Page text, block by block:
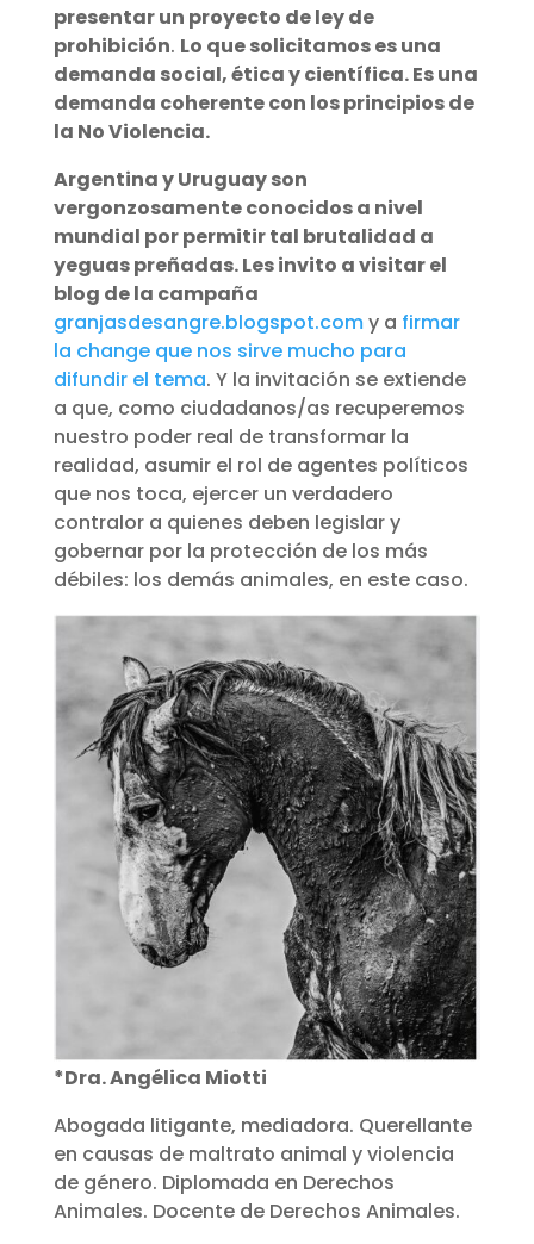
presentar un proyecto de ley de
prohibición. Lo que solicitamos es una
demanda social, ética y científica. Es una
demanda coherente con los principios de
la No Violencia.
Argentina y Uruguay son
vergonzosamente conocidos a nivel
mundial por permitir tal brutalidad a
yeguas preñadas. Les invito a visitar el
blog de la campaña
granjasdesangre.blogspot.comy a firmar
la change que nos sirve mucho para
difundir el tema. Y la invitación se extiende
a que, como ciudadanos/as recuperemos
nuestro poder real de transformar la
realidad, asumir el rol de agentes políticos
que nos toca, ejercer un verdadero
contralor a quienes deben legislar y
gobernar por la protección de los más
débiles: los demás animales, en este caso.
*Dra. Angélica Miotti
Abogada litigante, mediadora. Querellante
en causas de maltrato animal y violencia
de género. Diplomada en Derechos
Animales. Docente de Derechos Animales.